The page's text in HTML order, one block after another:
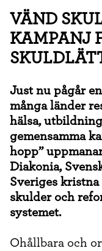
VÄND
KAMPANJ
Just nu pågår
många länder
hälsa,
gemensamma
hopp”
Diakonia,
Sveriges
skulder och
systemet.
Ohållbara och